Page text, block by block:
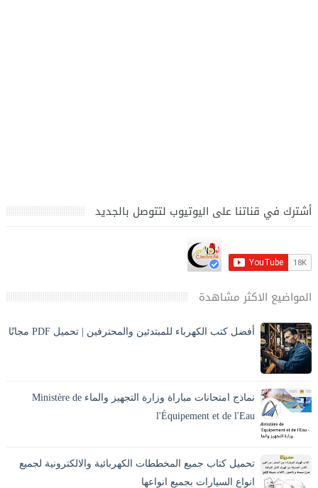
أشترك في قناتنا على اليوتيوب لتتوصل بالجديد
المواضيع الاكثر مشاهدة
أفضل كتب الكهرباء للمبتدئين والمحترفين | تحميل PDF مجانًا
نماذج امتحانات مباراة وزارة التجهيز والماء Ministère de
l'Équipement et de l'Eau
التي تطرح ف...
تحميل كتاب جميع المخططات الكهربائية والالكترونية لجميع
انواع السيارات بجميع انواعها